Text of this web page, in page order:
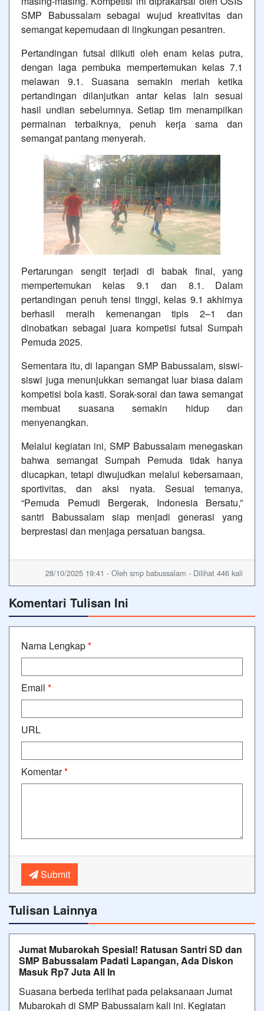
SMP Babussalam sebagai wujud kreativitas dan
semangat kepemudaan di lingkungan pesantren.
Pertandingan futsal diikuti oleh enam kelas putra,
dengan laga pembuka mempertemukan kelas 7.1
melawan 9.1. Suasana semakin meriah ketika
pertandingan dilanjutkan antar kelas lain sesuai
hasil undian sebelumnya. Setiap tim menampilkan
permainan terbaiknya, penuh kerja sama dan
semangat pantang menyerah.
Pertarungan sengit terjadi di babak final, yang
mempertemukan kelas 9.1 dan 8.1. Dalam
pertandingan penuh tensi tinggi, kelas 9.1 akhirnya
berhasil meraih kemenangan tipis 2–1 dan
dinobatkan sebagai juara kompetisi futsal Sumpah
Pemuda 2025.
Sementara itu, di lapangan SMP Babussalam, siswi-
siswi juga menunjukkan semangat luar biasa dalam
kompetisi bola kasti. Sorak-sorai dan tawa semangat
membuat suasana semakin hidup dan
menyenangkan.
Melalui kegiatan ini, SMP Babussalam menegaskan
bahwa semangat Sumpah Pemuda tidak hanya
diucapkan, tetapi diwujudkan melalui kebersamaan,
sportivitas, dan aksi nyata. Sesuai temanya,
“Pemuda Pemudi Bergerak, Indonesia Bersatu,”
santri Babussalam siap menjadi generasi yang
berprestasi dan menjaga persatuan bangsa.
28/10/2025 19:41 - Oleh smp babussalam - Dilihat 446 kali
Komentari Tulisan Ini
Nama Lengkap*
Email *
URL
Komentar*
Submit
Tulisan Lainnya
Jumat Mubarokah Spesial! Ratusan Santri SD dan
SMP Babussalam Padati Lapangan, Ada Diskon
Masuk Rp7 Juta All In
Suasana berbeda terlihat pada pelaksanaan Jumat
Mubarokah di SMP Babussalam kali ini. Kegiatan